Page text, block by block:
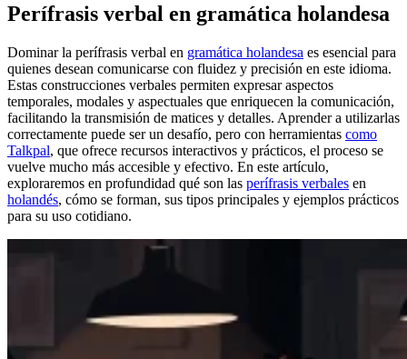
Perífrasis verbal en gramática holandesa
Dominar la perífrasis verbal en gramática holandesa es esencial para
quienes desean comunicarse con fluidez y precisión en este idioma.
Estas construcciones verbales permiten expresar aspectos
temporales, modales y aspectuales que enriquecen la comunicación,
facilitando la transmisión de matices y detalles. Aprender a utilizarlas
correctamente puede ser un desafío, pero con herramientas como
Talkpal, que ofrece recursos interactivos y prácticos, el proceso se
vuelve mucho más accesible y efectivo. En este artículo,
exploraremos en profundidad qué son las perífrasis verbales en
holandés, cómo se forman, sus tipos principales y ejemplos prácticos
para su uso cotidiano.